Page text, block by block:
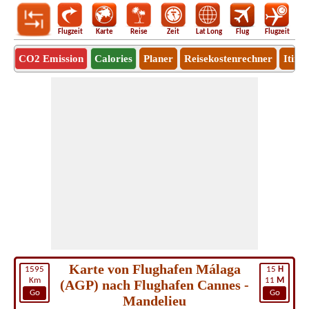
Flugzeit Karte Reise Zeit Lat Long Flug Flugzeit
CO2 Emission Calories Planer Reisekostenrechner
1595
Km
Go
15 H
11 M
Go
Karte von Flughafen Málaga
(AGP) nach Flughafen Cannes -
Mandelieu